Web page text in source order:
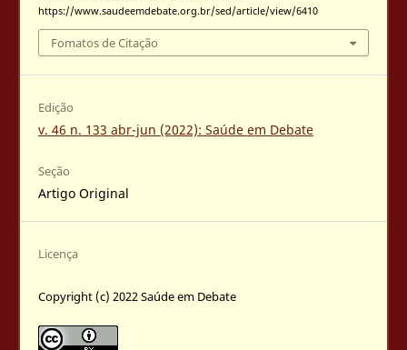
https://www.saudeemdebate.org.br/sed/article/view/6410
Fomatos de Citação
Edição
v. 46 n. 133 abr-jun (2022): Saúde em Debate
Seção
Artigo Original
Licença
Copyright (c) 2022 Saúde em Debate